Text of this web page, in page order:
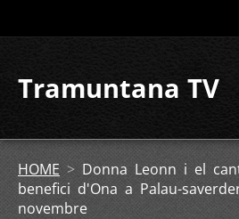
Tramuntana TV
HOME > Donna Leonn i el
benefici d'Ona a Palau-
novembre